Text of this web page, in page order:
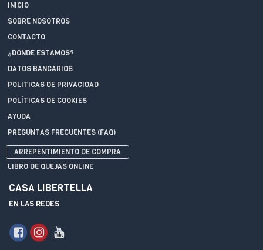
INICIO
SOBRE NOSOTROS
CONTACTO
¿DÓNDE ESTAMOS?
DATOS BANCARIOS
POLÍTICAS DE PRIVACIDAD
POLÍTICAS DE COOKIES
AYUDA
PREGUNTAS FRECUENTES (FAQ)
ARREPENTIMIENTO DE COMPRA
LIBRO DE QUEJAS ONLINE
CASA LIBERTELLA
EN LAS REDES